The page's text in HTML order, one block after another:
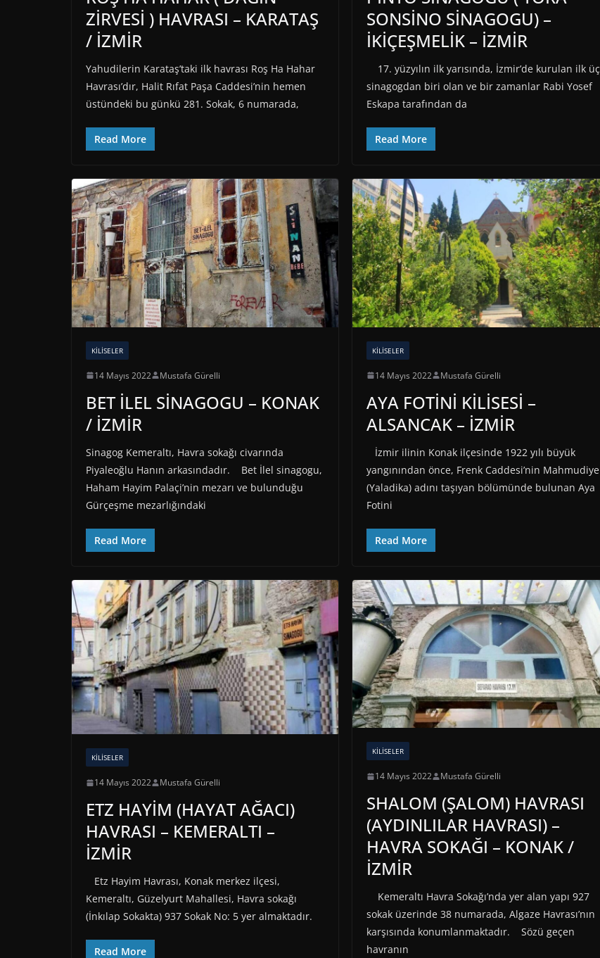
ZİRVESİ ) HAVRASI – KARATAŞ
/ İZMİR
Yahudilerin Karataş’taki ilk havrası Roş Ha Hahar
Havrası’dır, Halit Rıfat Paşa Caddesi’nin hemen
üstündeki bu günkü 281. Sokak, 6 numarada,
Read More
SONSİNO SİNAGOGU) –
İKİÇEŞMELİK – İZMİR
17. yüzyılın ilk yarısında, İzmir’de kurulan ilk üç
sinagogdan biri olan ve bir zamanlar Rabi Yosef
Eskapa tarafından da
Read More
KILISELER
14 Mayıs 2022 Mustafa Gürelli
BET İLEL SİNAGOGU – KONAK
/ İZMİR
Sinagog Kemeraltı, Havra sokağı civarında
Piyaleoğlu Hanın arkasındadır. Bet İlel sinagogu,
Haham Hayim Palaçi’nin mezarı ve bulunduğu
Gürçeşme mezarlığındaki
Read More
KILISELER
14 Mayıs 2022 Mustafa Gürelli
AYA FOTİNİ KİLİSESİ –
ALSANCAK – İZMİR
İzmir ilinin Konak ilçesinde 1922 yılı büyük
yangınından önce, Frenk Caddesi’nin Mahmudiye
(Yaladika) adını taşıyan bölümünde bulunan Aya
Fotini
Read More
KILISELER
14 Mayıs 2022 Mustafa Gürelli
ETZ HAYİM (HAYAT AĞACI)
HAVRASI – KEMERALTI –
İZMİR
Etz Hayim Havrası, Konak merkez ilçesi,
Kemeraltı, Güzelyurt Mahallesi, Havra sokağı
(İnkılap Sokakta) 937 Sokak No: 5 yer almaktadır.
Read More
KILISELER
14 Mayıs 2022 Mustafa Gürelli
SHALOM (ŞALOM) HAVRASI
(AYDINLILAR HAVRASI) –
HAVRA SOKAĞI – KONAK /
İZMİR
Kemeraltı Havra Sokağı’nda yer alan yapı 927
sokak üzerinde 38 numarada, Algaze Havrası’nın
karşısında konumlanmaktadır. Sözü geçen
havranın